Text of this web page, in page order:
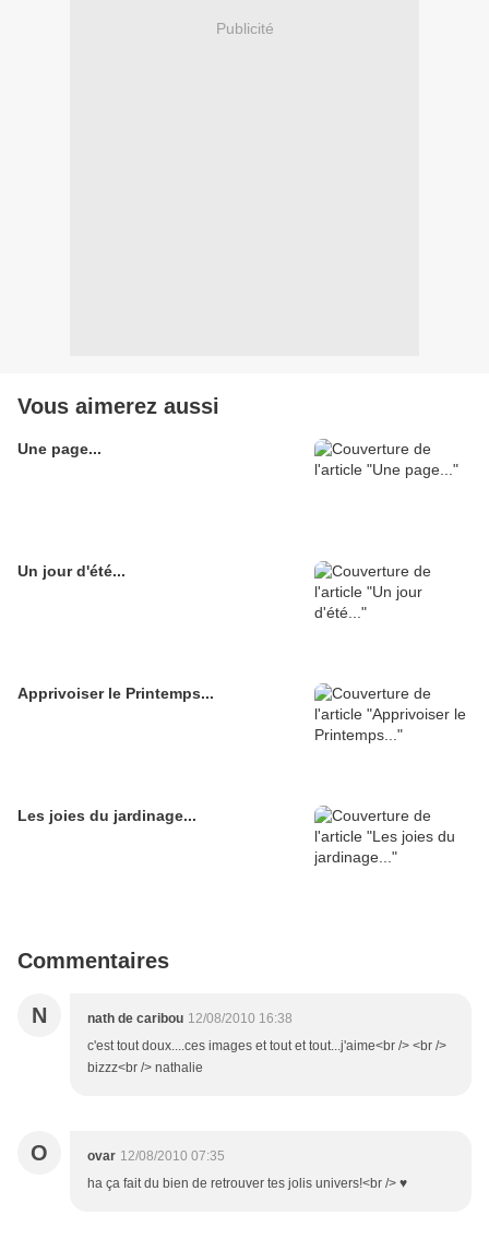
Publicité
Vous aimerez aussi
Une page...
Un jour d'été...
Apprivoiser le Printemps...
Les joies du jardinage...
Commentaires
N nath de caribou 12/08/2010 16:38
c'est tout doux....ces images et tout et tout...j'aime<br /> <br />
bizzz<br /> nathalie
O ovar 12/08/2010 07:35
ha ça fait du bien de retrouver tes jolis univers!<br /> ♥